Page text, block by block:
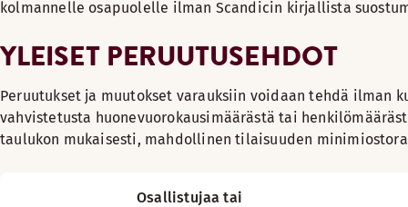
kolmannelle osapuolelle ilman Scandicin kirjallista
YLEISET PERUUTUSEHDOT
Peruutukset ja muutokset varauksiin voidaan tehdä ilman
vahvistetusta huonevuorokausimäärästä tai
taulukon mukaisesti, mahdollinen tilaisuuden
Osallistujaa tai